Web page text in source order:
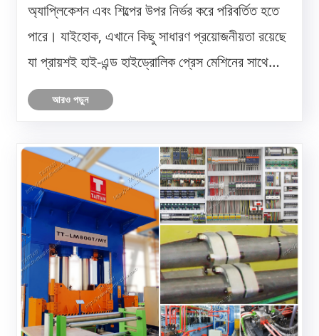
অ্যাপ্লিকেশন এবং শিল্পের উপর নির্ভর করে পরিবর্তিত হতে
পারে। যাইহোক, এখানে কিছু সাধারণ প্রয়োজনীয়তা রয়েছে
যা প্রায়শই হাই-এন্ড হাইড্রোলিক প্রেস মেশিনের সাথে
যুক্ত থাকে
আরও পড়ুন